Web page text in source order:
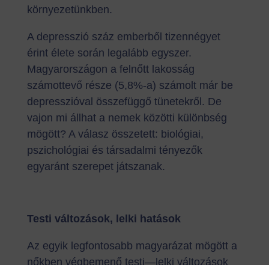
környezetünkben.
A depresszió száz emberből tizennégyet
érint élete során legalább egyszer.
Magyarországon a felnőtt lakosság
számottevő része (5,8%-a) számolt már be
depresszióval összefüggő tünetekről. De
vajon mi állhat a nemek közötti különbség
mögött? A válasz összetett: biológiai,
pszichológiai és társadalmi tényezők
egyaránt szerepet játszanak.
Testi változások, lelki hatások
Az egyik legfontosabb magyarázat mögött a
nőkben végbemenő testi—lelki változások